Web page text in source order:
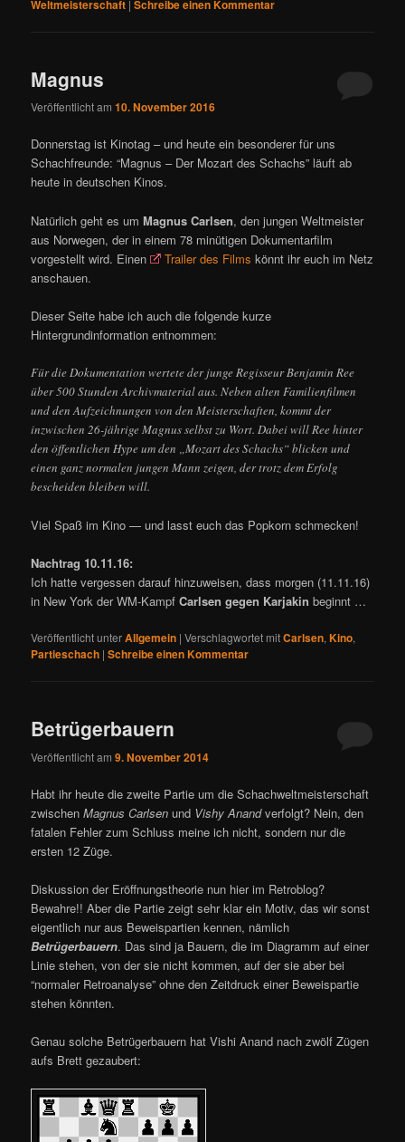
Weltmeisterschaft |Schreibe einen Kommentar
Magnus
Veröffentlicht am10. November 2016
Donnerstag ist Kinotag – und heute ein besonderer für uns
Schachfreunde: “Magnus – Der Mozart des Schachs” läuft ab
heute in deutschen Kinos.
Natürlich geht es umMagnus Carlsen, den jungen Weltmeister
aus Norwegen, der in einem 78 minütigen Dokumentarfilm
vorgestellt wird. Einen
Trailer des Films könnt ihr euch im Netz
anschauen.
Dieser Seite habe ich auch die folgende kurze
Hintergrundinformation entnommen:
Für die Dokumentation wertete der junge Regisseur Benjamin Ree
über 500 Stunden Archivmaterial aus. Neben alten Familienfilmen
und den Aufzeichnungen von den Meisterschaften, kommt der
inzwischen 26-jährige Magnus selbst zu Wort. Dabei will Ree hinter
den öffentlichen Hype um den „Mozart des Schachs“ blicken und
einen ganz normalen jungen Mann zeigen, der trotz dem Erfolg
bescheiden bleiben will.
Viel Spaß im Kino — und lasst euch das Popkorn schmecken!
Nachtrag 10.11.16:
Ich hatte vergessen darauf hinzuweisen, dass morgen (11.11.16)
in New York der WM-KampfCarlsen gegen Karjakin beginnt …
Veröffentlicht unterAllgemein |Verschlagwortet mitCarlsen,Kino,
Partieschach |Schreibe einen Kommentar
Betrügerbauern
Veröffentlicht am9. November 2014
Habt ihr heute die zweite Partie um die Schachweltmeisterschaft
zwischenMagnus Carlsen und Vishy Anandverfolgt? Nein, den
fatalen Fehler zum Schluss meine ich nicht, sondern nur die
ersten 12 Züge.
Diskussion der Eröffnungstheorie nun hier im Retroblog?
Bewahre!! Aber die Partie zeigt sehr klar ein Motiv, das wir sonst
eigentlich nur aus Beweispartien kennen, nämlich
Betrügerbauern. Das sind ja Bauern, die im Diagramm auf einer
Linie stehen, von der sie nicht kommen, auf der sie aber bei
“normaler Retroanalyse” ohne den Zeitdruck einer Beweispartie
stehen könnten.
Genau solche Betrügerbauern hat Vishi Anand nach zwölf Zügen
aufs Brett gezaubert: